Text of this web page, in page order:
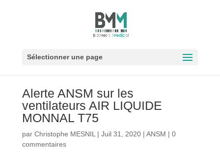
Sélectionner une page
Alerte ANSM sur les
ventilateurs AIR LIQUIDE
MONNAL T75
par Christophe MESNIL | Juil 31, 2020| ANSM | 0
commentaires